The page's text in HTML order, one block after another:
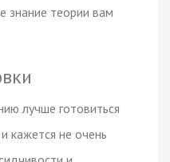
знание теории вам
лучше готовиться
кажется не очень